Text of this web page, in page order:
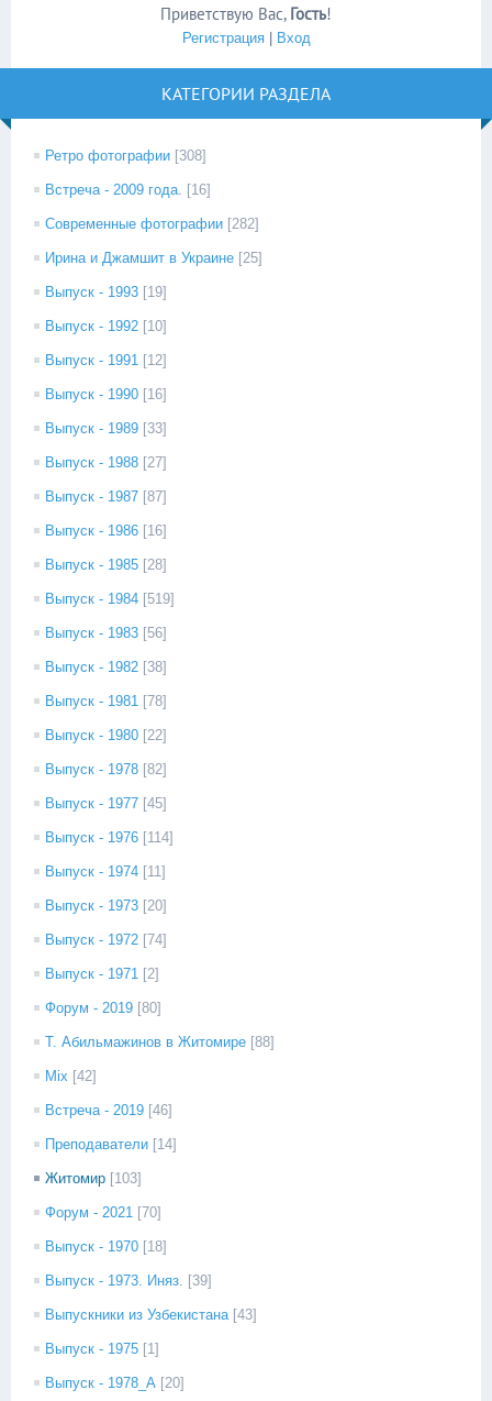
Приветствую Вас, Гость!
Регистрация| Вход
КАТЕГОРИИ РАЗДЕЛА
Ретро фотографии [308]
Встреча - 2009 года. [16]
Современные фотографии [282]
Ирина и Джамшит в Украине [25]
Выпуск - 1993 [19]
Выпуск - 1992 [10]
Выпуск - 1991 [12]
Выпуск - 1990 [16]
Выпуск - 1989 [33]
Выпуск - 1988 [27]
Выпуск - 1987 [87]
Выпуск - 1986 [16]
Выпуск - 1985 [28]
Выпуск - 1984 [519]
Выпуск - 1983 [56]
Выпуск - 1982 [38]
Выпуск - 1981 [78]
Выпуск - 1980 [22]
Выпуск - 1978 [82]
Выпуск - 1977 [45]
Выпуск - 1976 [114]
Выпуск - 1974 [11]
Выпуск - 1973 [20]
Выпуск - 1972 [74]
Выпуск - 1971 [2]
Форум - 2019 [80]
Т. Абильмажинов в Житомире [88]
Mix [42]
Встреча - 2019 [46]
Преподаватели [14]
Житомир [103]
Форум - 2021 [70]
Выпуск - 1970 [18]
Выпуск - 1973. Иняз. [39]
Выпускники из Узбекистана [43]
Выпуск - 1975 [1]
Выпуск - 1978_А [20]